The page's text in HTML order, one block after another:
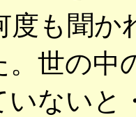
度も聞
。世の中
いないと